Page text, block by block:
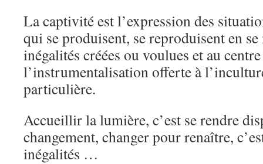
La captivité est l’expression des
qui se produisent, se reproduisent en
inégalités créées ou voulues et au
l’instrumentalisation offerte à
particulière.
Accueillir la lumière, c’est se rendre
changement, changer pour renaître,
inégalités …